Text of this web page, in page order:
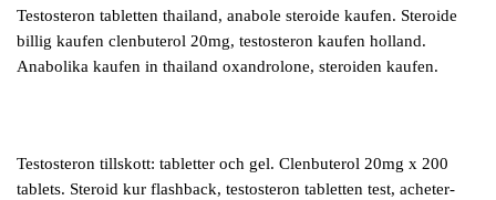
Testosteron tabletten thailand, anabole steroide kaufen. Steroide
billig kaufen clenbuterol 20mg, testosteron kaufen holland.
Anabolika kaufen in thailand oxandrolone, steroiden kaufen.
Testosteron tillskott: tabletter och gel. Clenbuterol 20mg x 200
tablets. Steroid kur flashback, testosteron tabletten test, acheter-